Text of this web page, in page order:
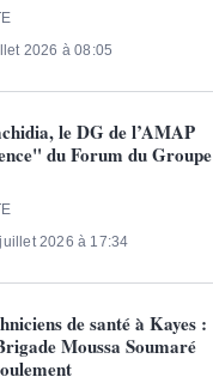
2026 à 08:05
le DG de l’AMAP
du Forum du Groupe
2026 à 17:34
de santé à Kayes :
Moussa Soumaré